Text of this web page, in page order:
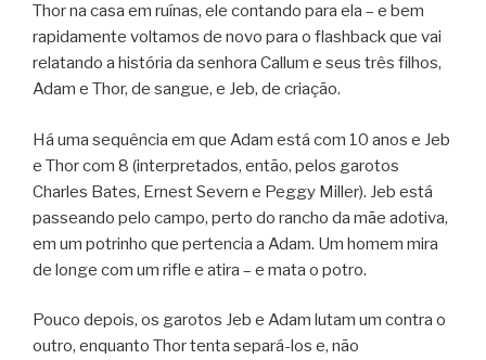
Thor na casa em ruínas, ele contando para ela – e bem
rapidamente voltamos de novo para o flashback que vai
relatando a história da senhora Callum e seus três filhos,
Adam e Thor, de sangue, e Jeb, de criação.
Há uma sequência em que Adam está com 10 anos e Jeb
e Thor com 8 (interpretados, então, pelos garotos
Charles Bates, Ernest Severn e Peggy Miller). Jeb está
passeando pelo campo, perto do rancho da mãe adotiva,
em um potrinho que pertencia a Adam. Um homem mira
de longe com um rifle e atira – e mata o potro.
Pouco depois, os garotos Jeb e Adam lutam um contra o
outro, enquanto Thor tenta separá-los e, não